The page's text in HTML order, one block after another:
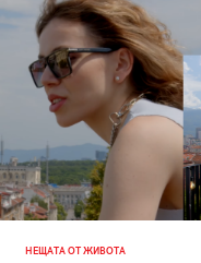
НЕЩАТА ОТ ЖИВОТА